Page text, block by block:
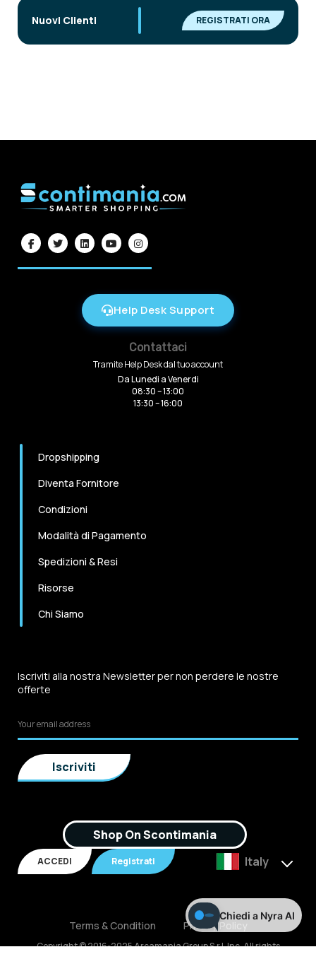
Chiedi a Nyra AI
Nuovi Clienti REGISTRATI ORA
Help Desk Support
Contattaci
Tramite Help Desk dal tuo account
Da Lunedi a Venerdi
08:30 – 13:00
13:30 – 16:00
Dropshipping
Diventa Fornitore
Condizioni
Modalità di Pagamento
Spedizioni & Resi
Risorse
Chi Siamo
Iscriviti alla nostra Newsletter per non perdere le nostre
offerte
Shop On Scontimania
ACCEDI Registrati Italy
Copyright © 2016-2025 Arcamania Group S.r.l, Inc. All rights
Terms & Condition Privacy Policy